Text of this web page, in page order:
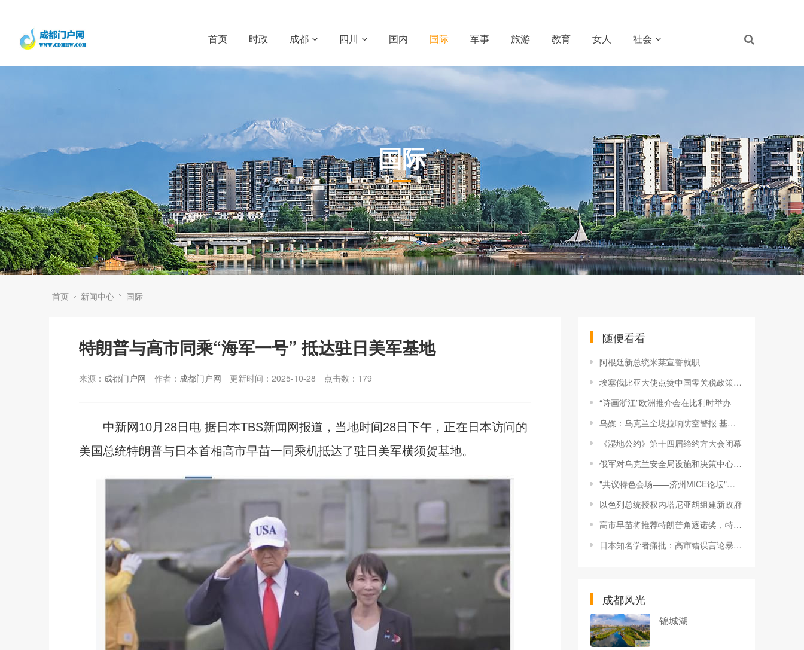
首页 时政 成都 四川 国内 国际 军事 旅游 教育 女人 社会
国际
首页 新闻中心 国际
特朗普与高市同乘“海军一号” 抵达驻日美军基地
来源： 成都门户网 作者： 成都门户网 更新时间：2025-10-28 点击数： 179
中新网10月28日电 据日本TBS新闻网报道，当地时间28日下午，正在日本访问的
美国总统特朗普与日本首相高市早苗一同乘机抵达了驻日美军横须贺基地。
随便看看
阿根廷新总统米莱宣誓就职
埃塞俄比亚大使点赞中国零关税政策：为埃塞带来广阔机遇
“诗画浙江”欧洲推介会在比利时举办
乌媒：乌克兰全境拉响防空警报 基辅发生爆炸
《湿地公约》第十四届缔约方大会闭幕
俄军对乌克兰安全局设施和决策中心实施打击
"共议特色会场——济州MICE论坛"在韩国济州岛举行
以色列总统授权内塔尼亚胡组建新政府
高市早苗将推荐特朗普角逐诺奖，特朗普称高市将成“伟大的首相”
日本知名学者痛批：高市错误言论暴露其外交无能
成都风光
锦城湖